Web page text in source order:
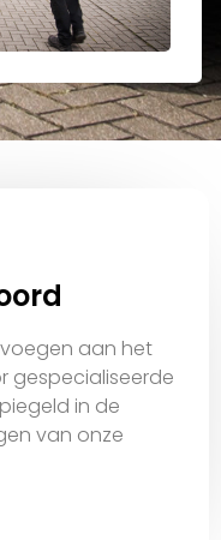
aan het
gespecialiseerde
in de
van onze